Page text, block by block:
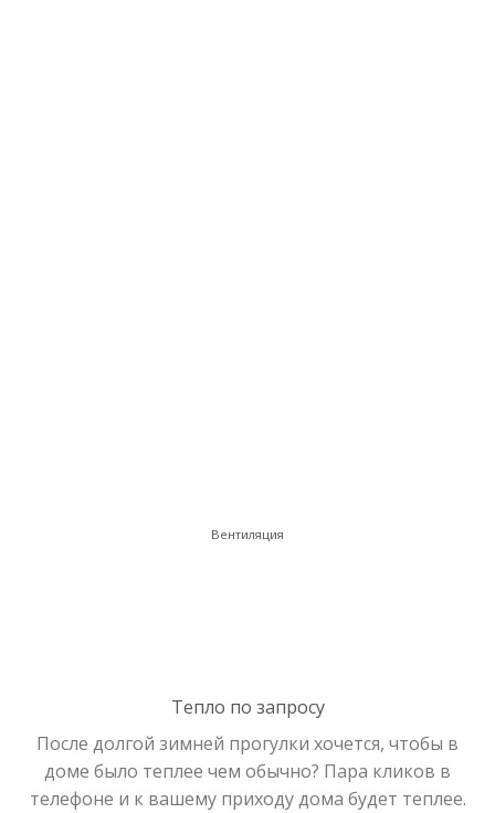
Вентиляция
Тепло по запросу
После долгой зимней прогулки хочется, чтобы в
доме было теплее чем обычно? Пара кликов в
телефоне и к вашему приходу дома будет теплее.